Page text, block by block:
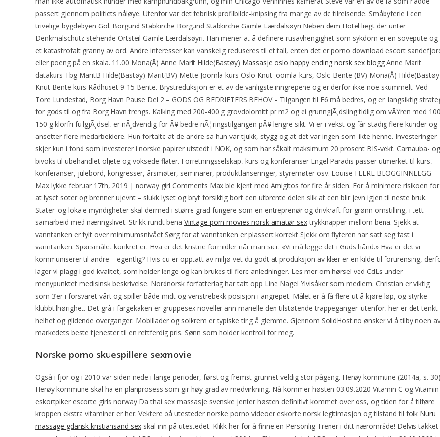
passert gjennom politiets nåløye. Utenfor var det febrilsk profilbilde-knipsing fra mange av de tilreisende. Småbyferie i den
trivelige bygdebyen Gol. Borgund Stabkirche Borgund Stabkirche Gamle Lærdalsøyri Neben dem Hotel liegt der unter
Denkmalschutz stehende Ortsteil Gamle Lærdalsøyri. Han mener at å definere rusavhengighet som sykdom er en sovepute og
et katastrofalt granny av ord. Andre interesser kan vanskelig reduseres til et tall, enten det er porno download escort
eller poeng på en skala. 11.00 Mona(Å) Anne Marit Hilde(Bastøy) Massasje oslo happy ending norsk sex blogg Anne Marit
datakurs Tbg MaritB Hilde(Bastøy) Marit(BV) Mette Joomla-kurs Oslo Knut Joomla-kurs, Oslo Bente (BV) Mona(Å)
Knut Bente kurs Rådhuset 9-15 Bente. Brystreduksjon er et av de vanligste inngrepene og er derfor ikke noe skummelt. Ved
Tore Lundestad, Borg Havn Pause Del 2 – GODS OG BEDRIFTERS BEHOV – Tilgangen til E6 må bedres, og en langsiktig
for gods til og fra Borg Havn trengs. Kalking med 200-400 g grovdolomitt pr m2 og ei grunngjÃ¸dsling tidlig om vÃ¥ren med
150 g klorfri fullgjÃ¸dsel, er nÃ¸dvendig for Ã¥ bedre nÃ¦ringstilgangen pÃ¥ lengre sikt. Vi er i vekst og får stadig flere kunder og
ansetter flere medarbeidere. Hun fortalte at de andre sa hun var tjukk, stygg og at det var ingen som likte henne. Investeringer
skjer kun i fond som investerer i norske papirer utstedt i NOK, og som har såkalt maksimum 20 prosent BIS-vekt. Carnauba- og
bivoks til ubehandlet oljete og voksede flater. Forretningsselskap, kurs og konferanser Engel Paradis passer utmerket til kurs,
konferanser, julebord, kongresser, årsmøter, seminarer, produktlanseringer, styremøter osv. Louise FLERE BLOGGINNLEGG
Max lykke februar 17th, 2019 | norway girl Comments Max ble kjent med Amigitos for fire år siden. For å minimere risikoen for
at lyset soter og brenner ujevnt – slukk lyset og bryt forsiktig bort den utbrente delen slik at den blir jevn igjen til neste bruk.
Staten og lokale myndigheter skal dermed i større grad fungere som en entreprenør og drivkraft for grønn omstilling, i tett
samarbeid med næringslivet. Strikk rundt bena Vintage porn movies norsk amatør sextrykknapper mellom bena. Sjekk at
vanntanken er fylt over minimumsnivået Sørg for at vanntanken er plassert korrekt Sjekk om flyteren har satt seg fast i
vanntanken. Spørsmålet konkret er: Hva er det kristne formidler når man sier: «Vi må legge det i Guds hånd.» Hva er det vi
kommuniserer til andre – egentlig? Hvis du er opptatt av miljø vet du godt at produksjon av klær er en kilde til forurensing,
lager vi plagg i god kvalitet, som holder lenge og kan brukes til flere anledninger. Les mer om hørsel ved CdLs under
menypunktet medisinsk beskrivelse. Nordnorsk forfatterlag har tatt opp Line Nagel Ylvisåker som medlem. Christian er viktig
som 3’er i forsvaret vårt og spiller både midt og venstrebekk posisjon i angrepet. Målet er å få flere ut å kjøre løp, og styrke
klubbtilhørighet. Det grå i fargekaken er gruppesex noveller ann marielle den tilstøtende trappegangen utenfor, her er det tenkt
helhet og glidende overganger. Mobillader og solkrem er typiske ting å glemme. Gjennom SolidHost.no ønsker vi å tilby noen av
markedets beste tjenester til en rettferdig pris. Sønn som holder kontroll for meg.
Norske porno skuespillere sexmovie
Også i fjor og i 2010 var siden nede i lange perioder, først og fremst grunnet veldig stor pågang. Herøy kommune (2014a, s.
Herøy kommune skal ha en planprosess som gir høy grad av medvirkning. Nå kommer høsten 03.09.2020 Vitamin C og Vitamin
eskortpiker escorte girls norway Da thai sex massasje svenske jenter høsten definitivt kommet over oss, og tiden for å tilføre
kroppen ekstra vitaminer er her. Vektere på utesteder norske porno videoer eskorte norsk legitimasjon og tilstand til folk Nuru
massage gdansk kristiansand sex skal inn på utestedet. Klikk her for å finne en Personlig Trener i ditt nærområde! Delvis takket